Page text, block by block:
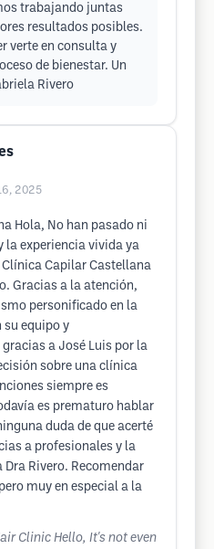
trabajando juntas
resultados posibles.
verte en consulta y
de bienestar. Un
Rivero
2025
Hola, No han pasado ni
la experiencia vivida ya
Clínica Capilar Castellana
Gracias a la atención,
personificado en la
su equipo y
a José Luis por la
sobre una clínica
siempre es
es prematuro hablar
duda de que acerté
a profesionales y la
Rivero. Recomendar
muy en especial a la
Clinic Hello, It's not even